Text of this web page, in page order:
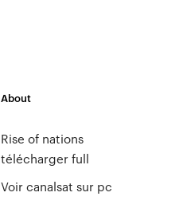
About
Rise of nations
télécharger full
Voir canalsat sur pc